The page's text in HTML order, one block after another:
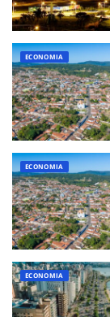
ECONOMIA
ECONOMIA
ECONOMIA